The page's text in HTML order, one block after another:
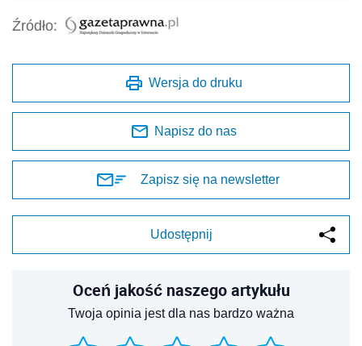
Źródło:
Wersja do druku
Napisz do nas
Zapisz się na newsletter
Udostępnij
Oceń jakość naszego artykułu
Twoja opinia jest dla nas bardzo ważna